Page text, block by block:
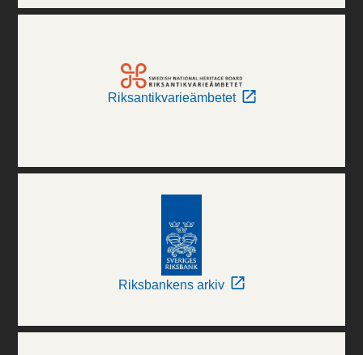
Riksantikvarieämbetet
Riksbankens arkiv